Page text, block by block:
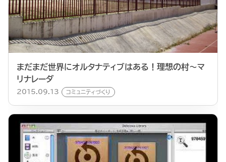
まだまだ世界にオルタナティブはある！理想の村〜マ
リナレーダ
2015.09.13 コミュニティづくり